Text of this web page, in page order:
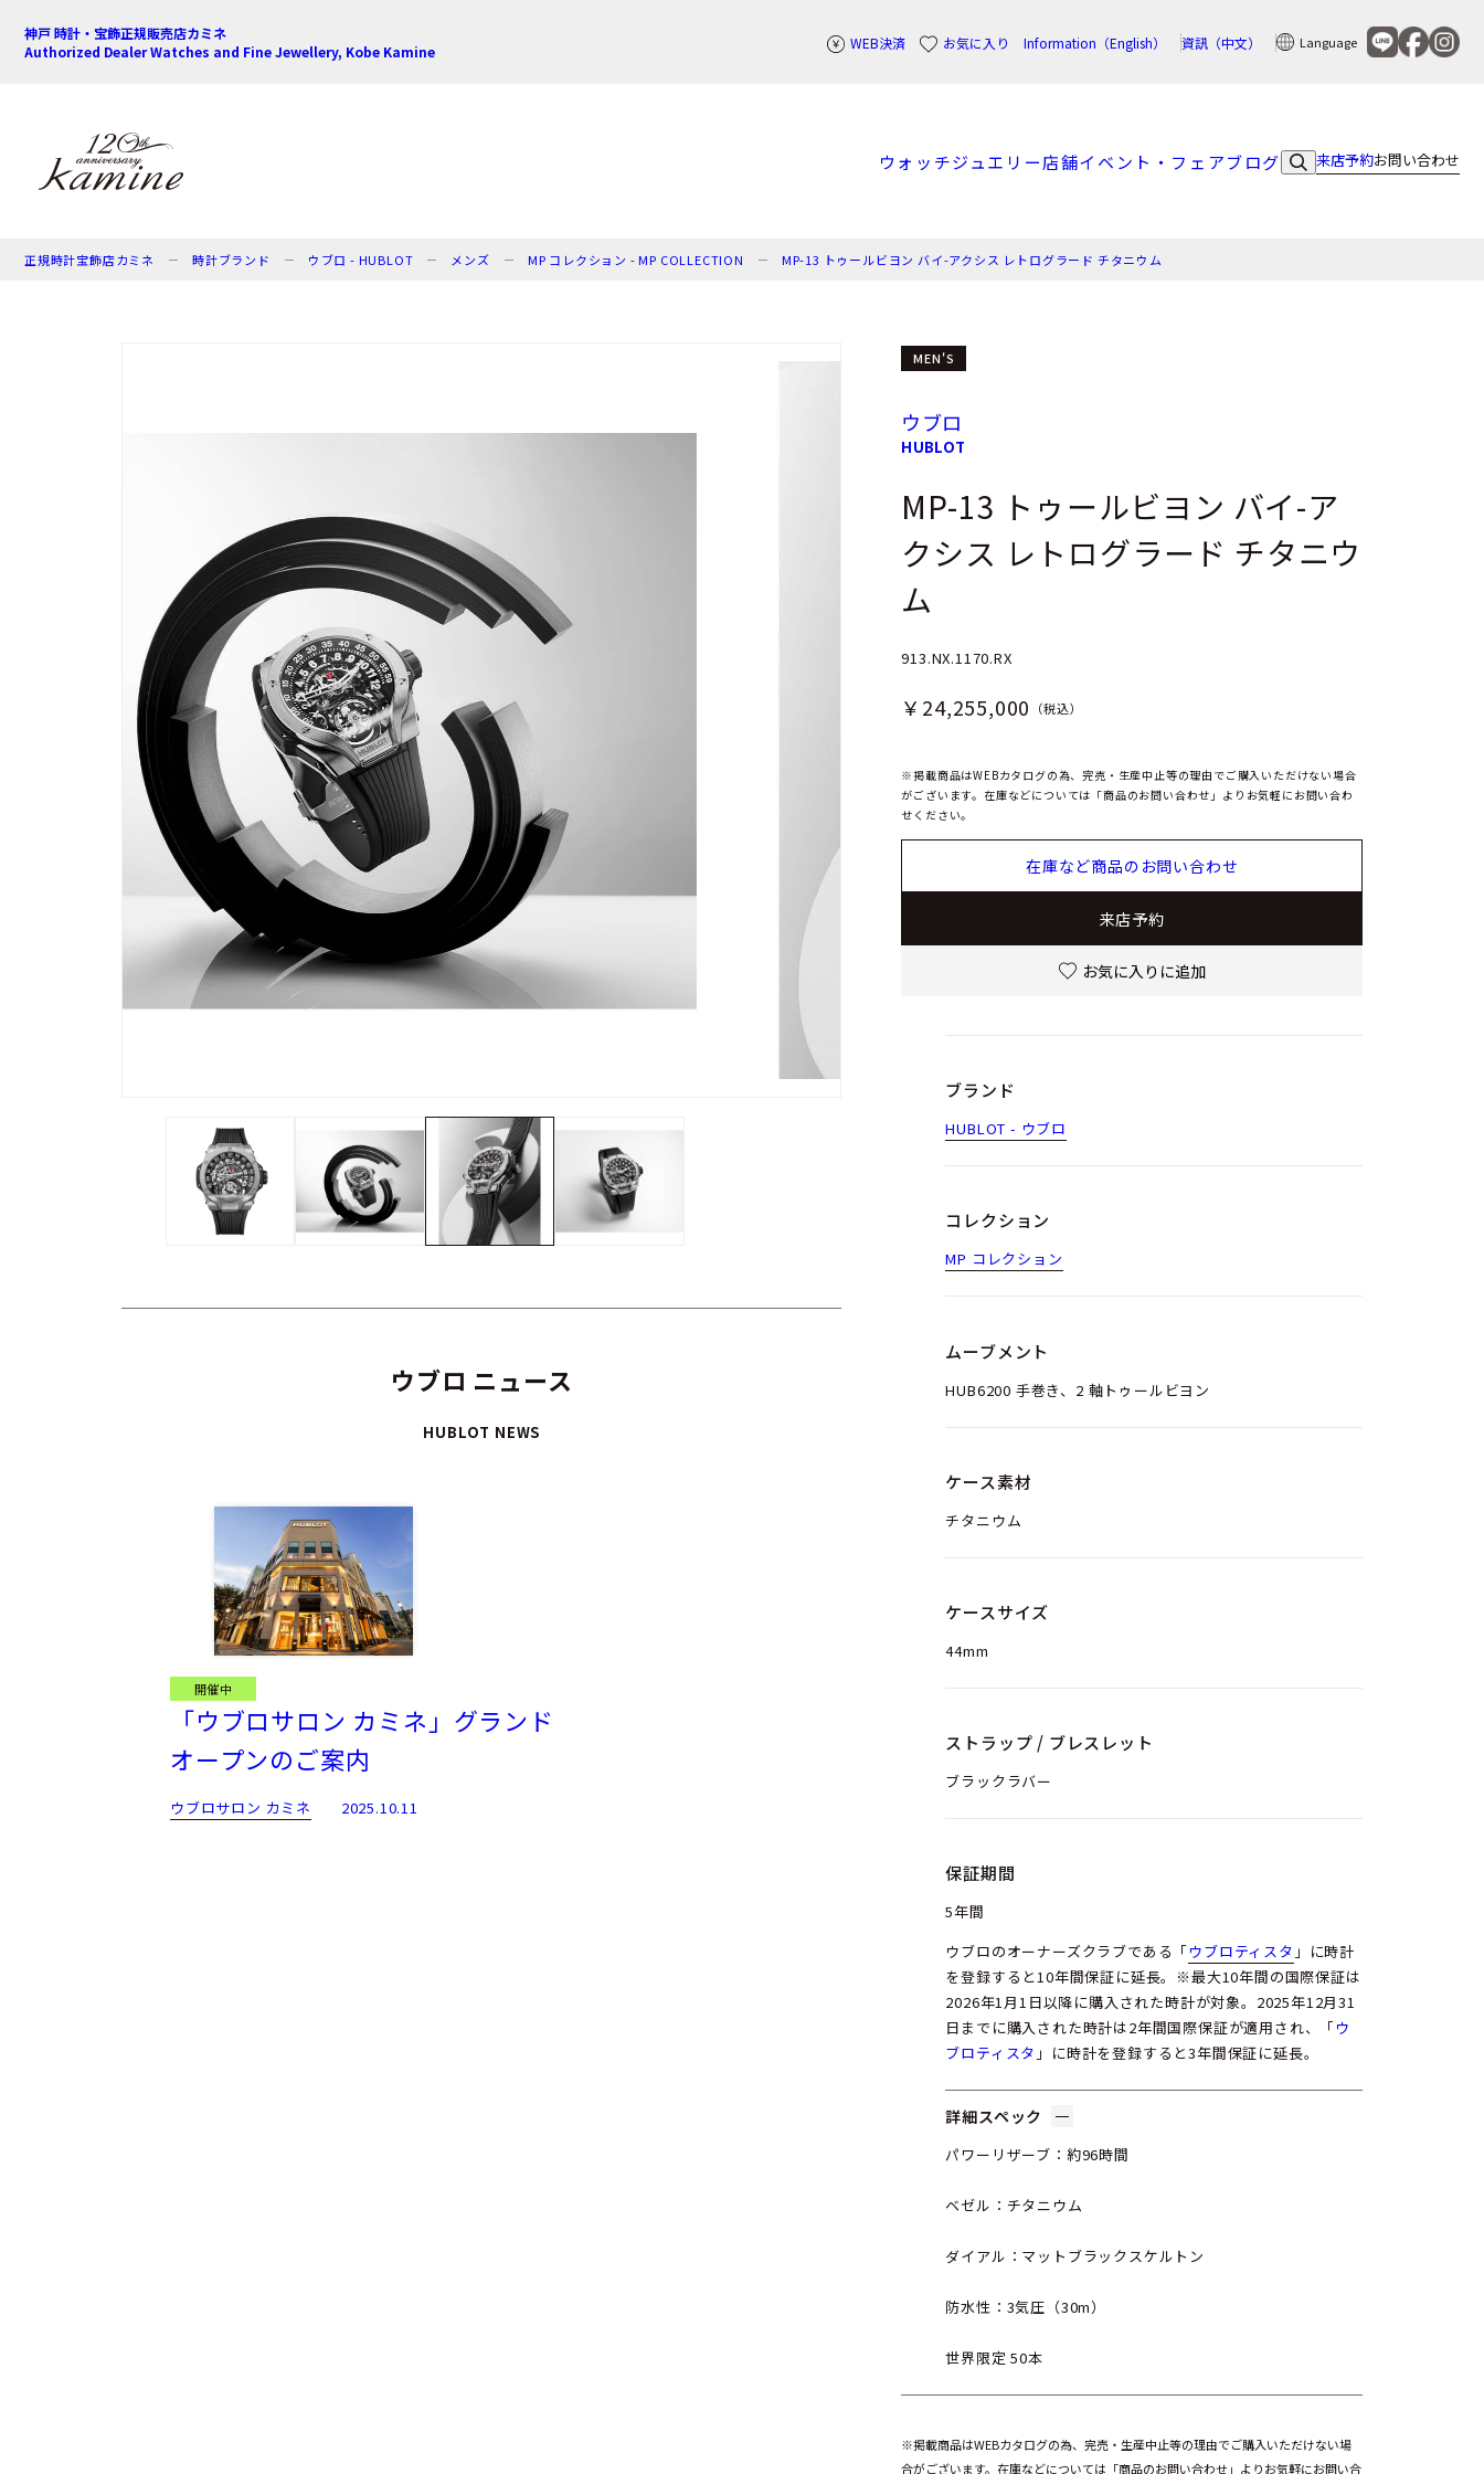
神戸 時計・宝飾正規販売店カミネ
Authorized Dealer Watches and Fine Jewellery, Kobe Kamine
WEB決済 お気に入り Information（English） 資訊（中文） Language
ウォッチジュエリー店舗イベント・フェアブログ 来店予約お問い合わせ
正規時計宝飾店カミネ 時計ブランド ウブロ - HUBLOT メンズ MP コレクション - MP COLLECTION MP-13 トゥールビヨン バイ-アクシス レトログラード チタニウム
ウブロ ニュース
HUBLOT NEWS
開催中
「ウブロサロン カミネ」グランド
オープンのご案内
ウブロサロン カミネ 2025.10.11
MEN'S
ウブロ
HUBLOT
MP-13 トゥールビヨン バイ-ア
クシス レトログラード チタニウ
ム
913.NX.1170.RX
￥24,255,000 （税込）
※掲載商品はWEBカタログの為、完売・生産中止等の理由でご購入いただけない場合
がございます。在庫などについては「商品のお問い合わせ」よりお気軽にお問い合わ
せください。
在庫など商品のお問い合わせ
来店予約
お気に入りに追加
ブランド
HUBLOT - ウブロ
コレクション
MP コレクション
ムーブメント
HUB6200 手巻き、2 軸トゥールビヨン
ケース素材
チタニウム
ケースサイズ
44mm
ストラップ / ブレスレット
ブラックラバー
保証期間
5年間
ウブロのオーナーズクラブである「ウブロティスタ 」に時計
を登録すると10年間保証に延長。※最大10年間の国際保証は
2026年1月1日以降に購入された時計が対象。2025年12月31
日までに購入された時計は2年間国際保証が適用され、「ウ
ブロティスタ 」に時計を登録すると3年間保証に延長。
詳細スペック
パワーリザーブ：約96時間
ベゼル：チタニウム
ダイアル：マットブラックスケルトン
防水性：3気圧（30m）
世界限定 50本
※掲載商品はWEBカタログの為、完売・生産中止等の理由でご購入いただけない場
合がございます。在庫などについては「商品のお問い合わせ」よりお気軽にお問い合